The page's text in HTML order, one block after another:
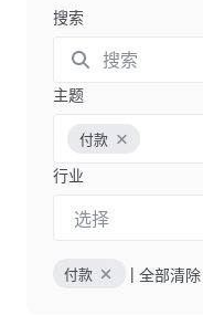
搜索
主题
付款
行业
选择
付款 | 全部清除